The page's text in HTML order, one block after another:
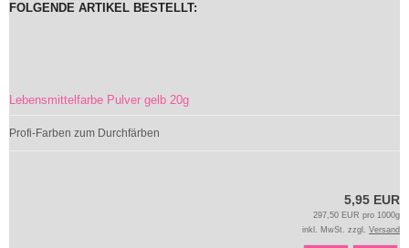
FOLGENDE ARTIKEL BESTELLT:
Lebensmittelfarbe Pulver gelb 20g
Profi-Farben zum Durchfärben
5,95 EUR
297,50 EUR pro 1000g
inkl. MwSt. zzgl. Versand